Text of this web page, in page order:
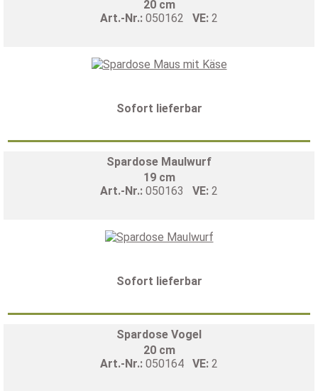
20 cm
Art.-Nr.: 050162 VE: 2
Sofort lieferbar
Spardose Maulwurf
19 cm
Art.-Nr.: 050163 VE: 2
Sofort lieferbar
Spardose Vogel
20 cm
Art.-Nr.: 050164 VE: 2